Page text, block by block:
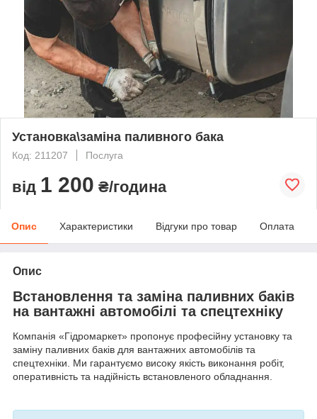
Установка\заміна паливного бака
Код: 211207 Послуга
від 1 200 ₴/година
Опис Характеристики Відгуки про товар Оплата
Опис
Встановлення та заміна паливних баків
на вантажні автомобілі та спецтехніку
Компанія «Гідромаркет» пропонує професійну установку та
заміну паливних баків для вантажних автомобілів та
спецтехніки. Ми гарантуємо високу якість виконання робіт,
оперативність та надійність встановленого обладнання.